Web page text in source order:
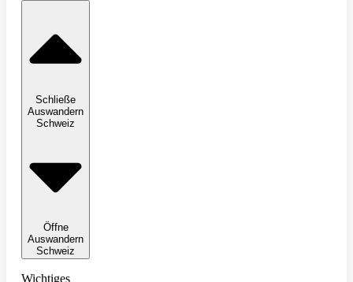
Schließe
Auswandern
Schweiz
Öffne
Auswandern
Schweiz
Wichtiges